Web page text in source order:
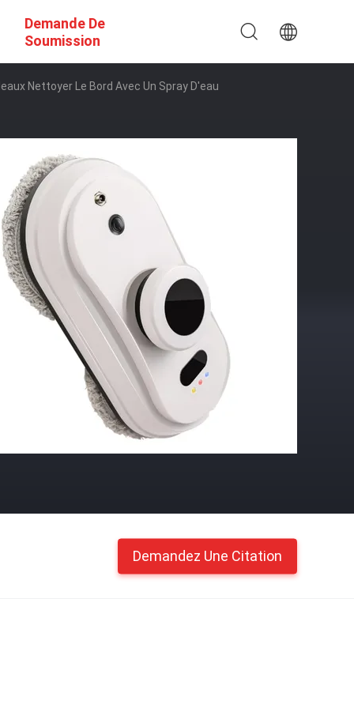
Demande De
Soumission
Nettoyer Le Bord Avec Un Spray D'eau
Demandez Une Citation